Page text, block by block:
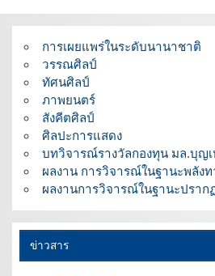
การเผยแพร่ในระดับนานาชาติ
วรรณศิลป์
ทัศนศิลป์
ภาพยนตร์
สังคีตศิลป์
ศิลปะการแสดง
บทวิจารณ์รางวัลกองทุน มล.บุญ
ผลงาน การวิจารณ์ในฐานะพลัง
ผลงานการวิจารณ์ในฐานะปรา
ข่าวสาร